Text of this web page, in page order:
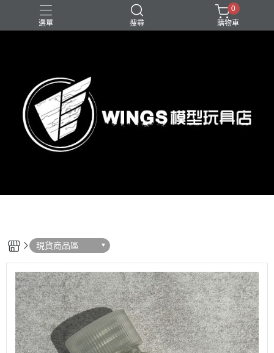
選單 搜尋
0
購物車
現貨商品區